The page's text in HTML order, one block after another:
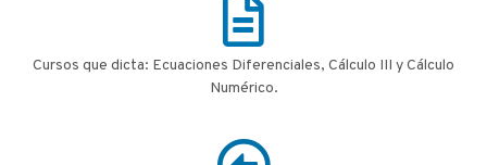
Cursos que dicta: Ecuaciones Diferenciales, Cálculo III y Cálculo
Numérico.